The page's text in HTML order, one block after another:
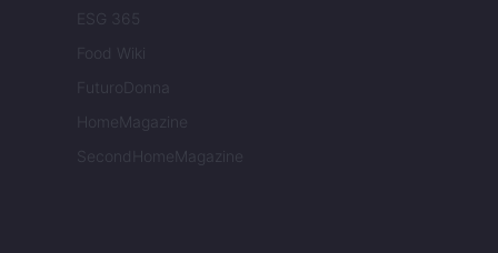
ESG 365
Food Wiki
FuturoDonna
HomeMagazine
SecondHomeMagazine